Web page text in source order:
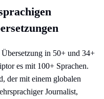
in 50+ und 34+
es mit 100+ Sprachen.
der mit einem globalen
Journalist,